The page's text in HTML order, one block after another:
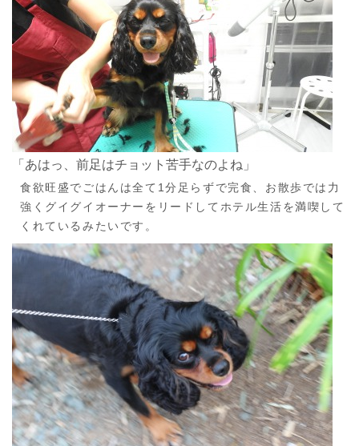
「あはっ、前足はチョット苦手なのよね」
食欲旺盛でごはんは全て1分足らずで完食、お散歩では力
強くグイグイオーナーをリードしてホテル生活を満喫して
くれているみたいです。